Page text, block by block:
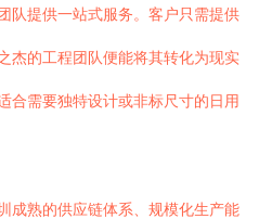
队提供一站式服务。客户只需提供
杰的工程团队便能将其转化为现实
合需要独特设计或非标尺寸的日用
成熟的供应链体系、规模化生产能